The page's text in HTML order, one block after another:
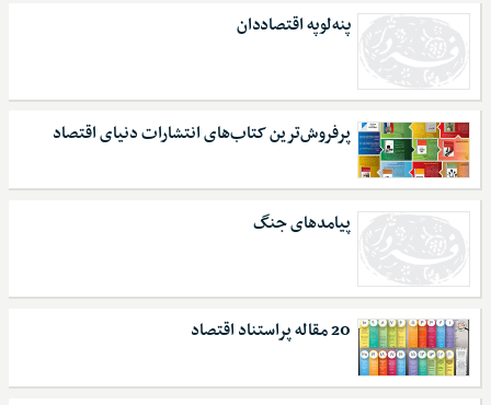
پنه‌لوپه اقتصاددان
پرفروش‌ترین کتاب‌های انتشارات دنیای اقتصاد
پیامدهای جنگ
20 مقاله پراستناد اقتصاد